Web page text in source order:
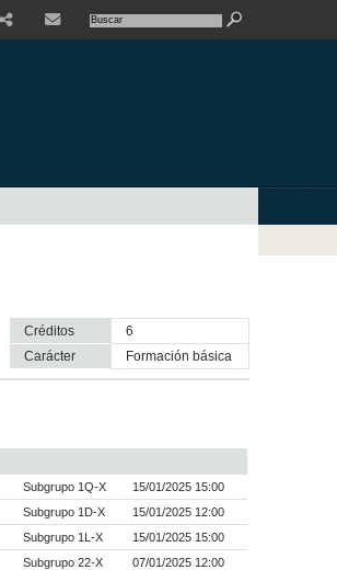
Créditos
6
Carácter
formación básica
Subgrupo 1Q-X
15/01/2025 15:00
Subgrupo 1D-X
15/01/2025 12:00
Subgrupo 1L-X
15/01/2025 15:00
Subgrupo 22-X
07/01/2025 12:00